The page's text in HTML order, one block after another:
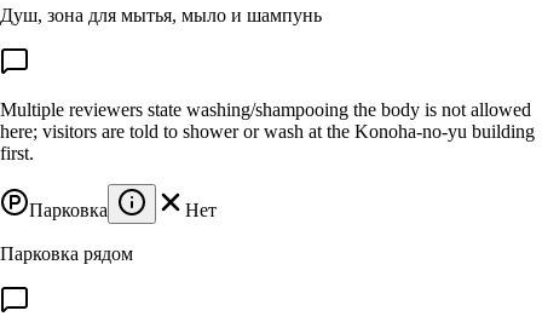
Душ, зона для мытья, мыло и шампунь
Multiple reviewers state washing/shampooing the body is not allowed
here; visitors are told to shower or wash at the Konoha-no-yu building
first.
Парковка Нет
Парковка рядом